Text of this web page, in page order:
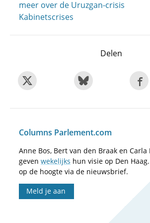
meer over de Uruzgan-crisis
Kabinetscrises
Delen
Columns Parlement.com
Anne Bos, Bert van den Braak en Carla
geven wekelijks hun visie op Den
op de hoogte via de nieuwsbrief.
Meld je aan